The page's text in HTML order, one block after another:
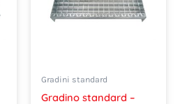
Gradini standard
Gradino standard –